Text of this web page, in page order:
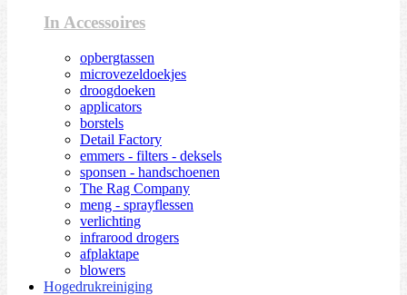
In Accessoires
opbergtassen
microvezeldoekjes
droogdoeken
applicators
borstels
Detail Factory
emmers - filters - deksels
sponsen - handschoenen
The Rag Company
meng - sprayflessen
verlichting
infrarood drogers
afplaktape
blowers
Hogedrukreiniging